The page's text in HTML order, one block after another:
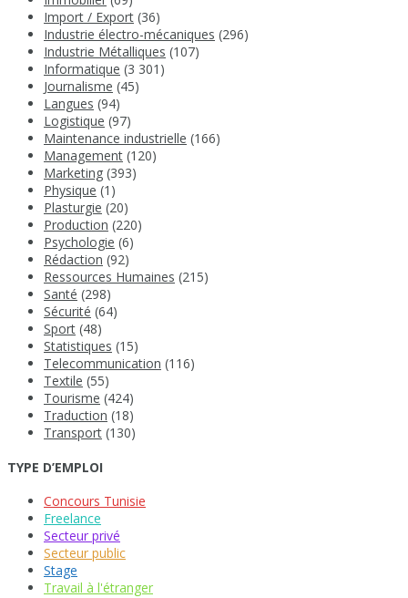
Import / Export (36)
Industrie électro-mécaniques (296)
Industrie Métalliques (107)
Informatique (3 301)
Journalisme (45)
Langues (94)
Logistique (97)
Maintenance industrielle (166)
Management (120)
Marketing (393)
Physique (1)
Plasturgie (20)
Production (220)
Psychologie (6)
Rédaction (92)
Ressources Humaines (215)
Santé (298)
Sécurité (64)
Sport (48)
Statistiques (15)
Telecommunication (116)
Textile (55)
Tourisme (424)
Traduction (18)
Transport (130)
TYPE D’EMPLOI
Concours Tunisie
Freelance
Secteur privé
Secteur public
Stage
Travail à l'étranger